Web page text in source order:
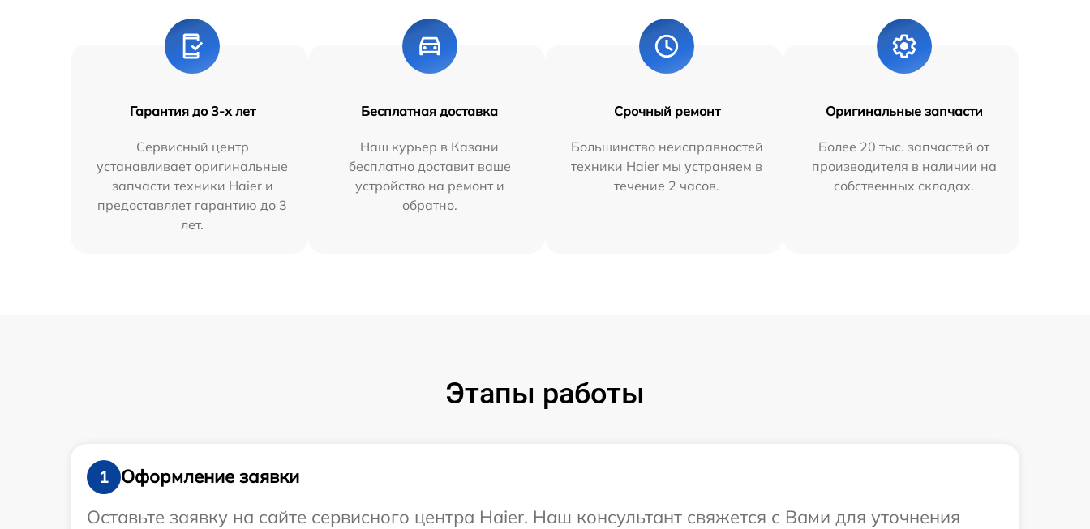
Гарантия до 3-х лет
Сервисный центр
устанавливает оригинальные
запчасти техники Haier и
предоставляет гарантию до 3
лет.
Бесплатная доставка
Наш курьер в Казани
бесплатно доставит ваше
устройство на ремонт и
обратно.
Срочный ремонт
Большинство неисправностей
техники Haier мы устраняем в
течение 2 часов.
Оригинальные запчасти
Более 20 тыс. запчастей от
производителя в наличии на
собственных складах.
Этапы работы
1
Оформление заявки
Оставьте заявку на сайте сервисного центра Haier. Наш консультант свяжется с Вами для уточнения